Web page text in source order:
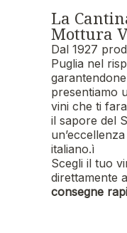
La
Mottura
Dal 1927
Puglia nel
presentiamo
vini che ti
il sapore del
italiano.ì
Scegli il tuo
direttamente
consegne